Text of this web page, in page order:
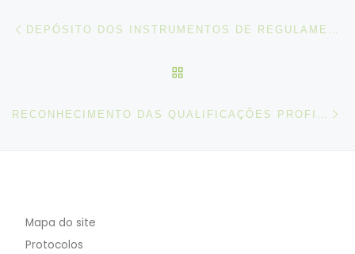
Post navigation
Mapa do site
Protocolos